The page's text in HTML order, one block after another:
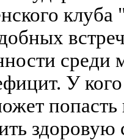
У
попасть